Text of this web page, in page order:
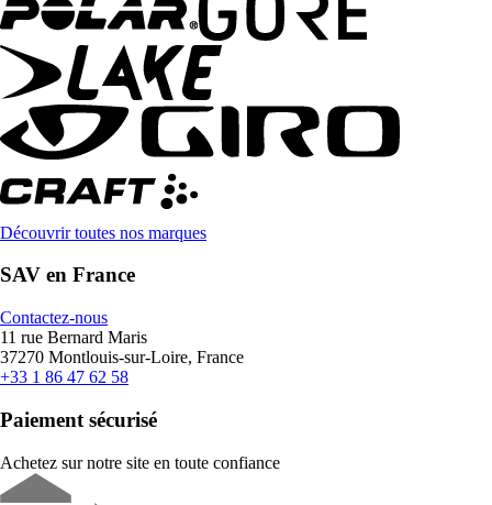
Découvrir toutes nos marques
SAV en France
Contactez-nous
11 rue Bernard Maris
37270 Montlouis-sur-Loire, France
+33 1 86 47 62 58
Paiement sécurisé
Achetez sur notre site en toute confiance